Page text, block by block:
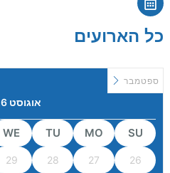
כל הארועים
אוגוסט 2026
ספטמבר
SU
MO
TU
WE
26
27
28
29